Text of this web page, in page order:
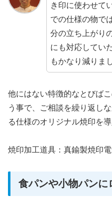
き印に使わせて
での仕様の物で
分の立ち上がり
にも対応してい
もかなり減りま
他にはない特徴的なとびば
う事で、ご相談を繰り返し
る仕様のオリジナル焼印を導
焼印加工道具：真鍮製焼印
食パンや小物パンに